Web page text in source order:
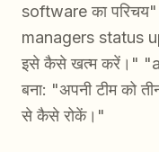
software का
managers status
इसे कैसे खत्म करें।"
बना: "अपनी टीम को
से कैसे रोकें।"